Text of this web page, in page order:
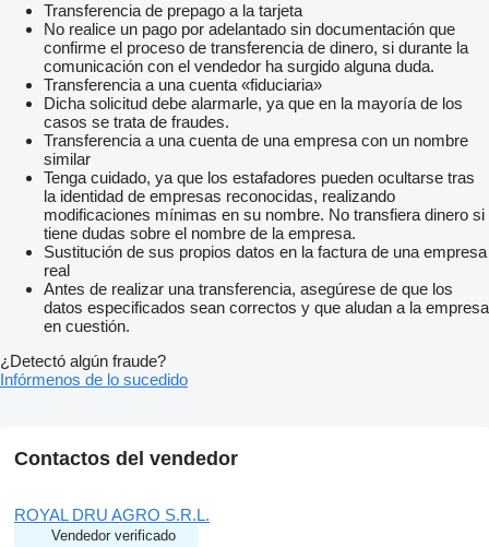
Transferencia de prepago a la tarjeta
No realice un pago por adelantado sin documentación que
confirme el proceso de transferencia de dinero, si durante la
comunicación con el vendedor ha surgido alguna duda.
Transferencia a una cuenta «fiduciaria»
Dicha solicitud debe alarmarle, ya que en la mayoría de los
casos se trata de fraudes.
Transferencia a una cuenta de una empresa con un nombre
similar
Tenga cuidado, ya que los estafadores pueden ocultarse tras
la identidad de empresas reconocidas, realizando
modificaciones mínimas en su nombre. No transfiera dinero si
tiene dudas sobre el nombre de la empresa.
Sustitución de sus propios datos en la factura de una empresa
real
Antes de realizar una transferencia, asegúrese de que los
datos especificados sean correctos y que aludan a la empresa
en cuestión.
¿Detectó algún fraude?
Infórmenos de lo sucedido
Contactos del vendedor
ROYAL DRU AGRO S.R.L.
Vendedor verificado